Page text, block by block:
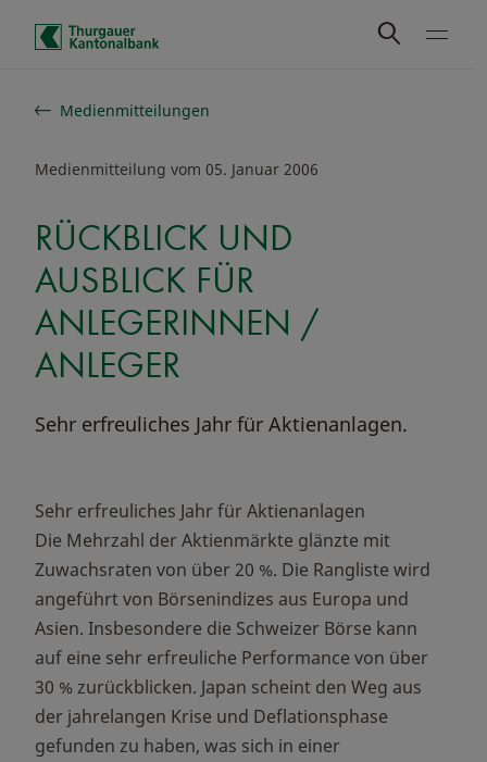
Schnelle Navigation
Medienmitteilungen
Medienmitteilung vom 05. Januar 2006
RÜCKBLICK UND
AUSBLICK FÜR
ANLEGERINNEN /
ANLEGER
Sehr erfreuliches Jahr für Aktienanlagen.
Sehr erfreuliches Jahr für Aktienanlagen
Die Mehrzahl der Aktienmärkte glänzte mit
Zuwachsraten von über 20 %. Die Rangliste wird
angeführt von Börsenindizes aus Europa und
Asien. Insbesondere die Schweizer Börse kann
auf eine sehr erfreuliche Performance von über
30 % zurückblicken. Japan scheint den Weg aus
der jahrelangen Krise und Deflationsphase
gefunden zu haben, was sich in einer